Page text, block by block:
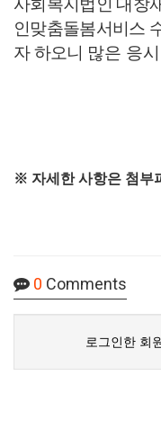
사회복지법인 대창
인맞춤돌봄서비스
자 하오니 많은 응
※ 자세한 사항은 첨부
0 Comments
로그인한 회